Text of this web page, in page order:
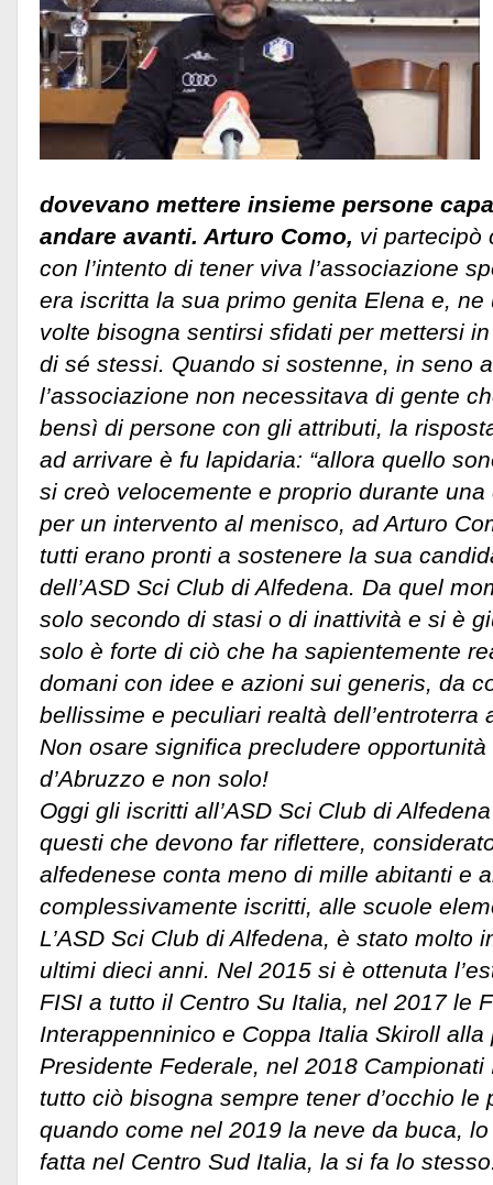
dovevano mettere insieme persone
andare avanti. Arturo Como, vi partecipò
con l’intento di tener viva l’associazione
era iscritta la sua primo genita Elena e,
volte bisogna sentirsi sfidati per mettersi
di sé stessi. Quando si sostenne, in seno
l’associazione non necessitava di gente
bensì di persone con gli attributi, la
ad arrivare è fu lapidaria: “allora quello
si creò velocemente e proprio durante
per un intervento al menisco, ad Arturo
tutti erano pronti a sostenere la sua
dell’ASD Sci Club di Alfedena. Da quel
solo secondo di stasi o di inattività e si è
solo è forte di ciò che ha sapientemente
domani con idee e azioni sui generis, da
bellissime e peculiari realtà dell’entroterra
Non osare significa precludere
d’Abruzzo e non solo!
Oggi gli iscritti all’ASD Sci Club di
questi che devono far riflettere,
alfedenese conta meno di mille abitanti e
complessivamente iscritti, alle scuole
L’ASD Sci Club di Alfedena, è stato molto
ultimi dieci anni. Nel 2015 si è ottenuta
FISI a tutto il Centro Su Italia, nel 2017 le
Interappenninico e Coppa Italia Skiroll alla
Presidente Federale, nel 2018
tutto ciò bisogna sempre tener d’occhio
quando come nel 2019 la neve da buca,
fatta nel Centro Sud Italia, la si fa lo